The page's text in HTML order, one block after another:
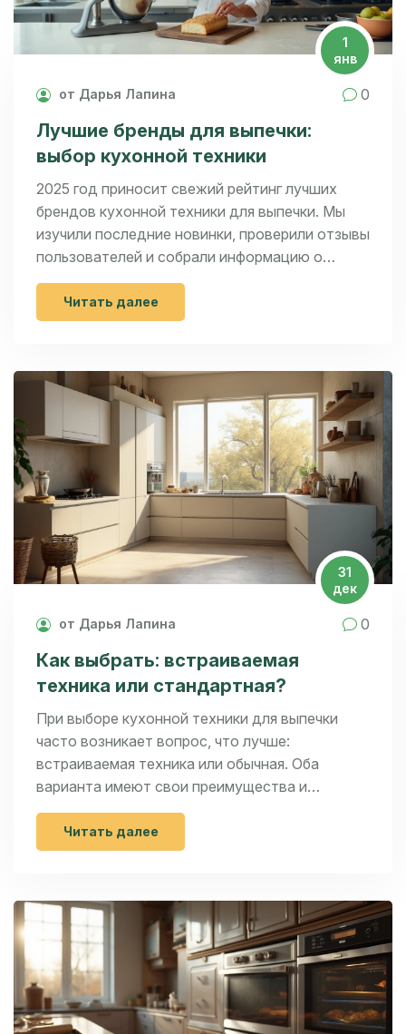
1
янв
от Дарья Лапина 0
Лучшие бренды для выпечки:
выбор кухонной техники
2025 год приносит свежий рейтинг лучших
брендов кухонной техники для выпечки. Мы
изучили последние новинки, проверили отзывы
пользователей и собрали информацию о
производителях, чтобы помочь вам выбрать
технику, которая поможет создавать
кулинарные шедевры на вашей кухне. В статье
представлена оценка самых популярных
кухонных устройств.
Читать далее
31
дек
от Дарья Лапина 0
Как выбрать: встраиваемая
техника или стандартная?
При выборе кухонной техники для выпечки
часто возникает вопрос, что лучше:
встраиваемая техника или обычная. Оба
варианта имеют свои преимущества и
недостатки, влияющие на окончательное
решение. Встраиваемая техника позволяет
экономить пространство на кухне, создавая
время как обычная техника может быть более
доступной по цене и проще в установке.
Также важно учесть такие аспекты, как
функциональность, энергопотребление и
удобство использования, чтобы сделать
правильный выбор.
Читать далее